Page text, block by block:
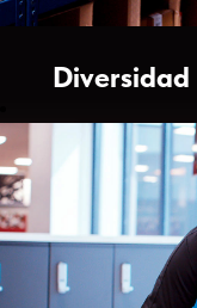
Diversidad
La diversidad
cosas para
nosotros: diferentes
marcas, culturas,